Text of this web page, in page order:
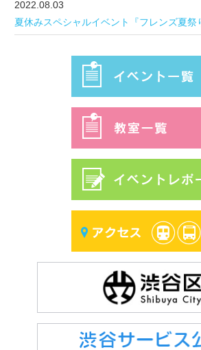
2022.08.03
夏休みスペシャルイベント『フレンズ夏祭